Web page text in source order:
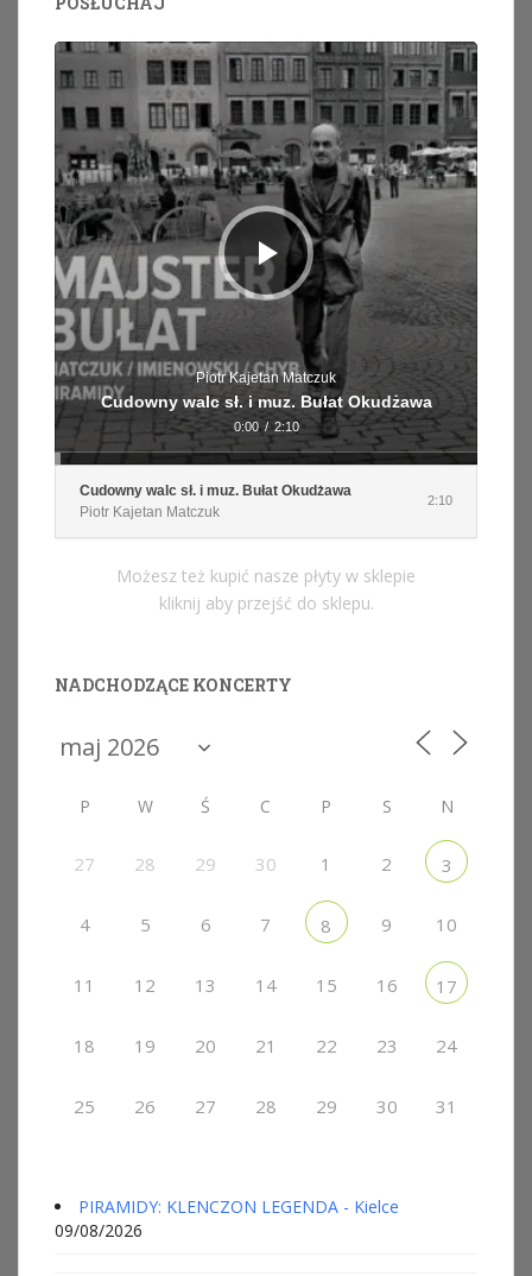
Odtwarzacz
dźwiękowych
Piotr Kajetan Matczuk
Cudowny walc sł. i muz. Bułat Okudżawa
0:00 / 2:10
Cudowny walc sł. i muz. Bułat Okudżawa
Piotr Kajetan Matczuk
2:10
Możesz też kupić nasze płyty w sklepie
kliknij aby przejść do sklepu.
NADCHODZĄCE KONCERTY
P W Ś C P S N
27 28 29 30 1 2 3
4 5 6 7 8 9 10
11 12 13 14 15 16 17
18 19 20 21 22 23 24
25 26 27 28 29 30 31
PIRAMIDY: KLENCZON LEGENDA - Kielce
09/08/2026